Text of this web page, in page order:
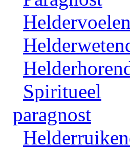
Spiritueel
paragnost